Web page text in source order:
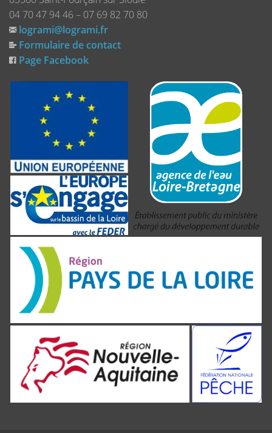
04 70 47 94 46 – 07 69 82 70 80
logrami@logrami.fr
Formulaire de contact
Page Facebook